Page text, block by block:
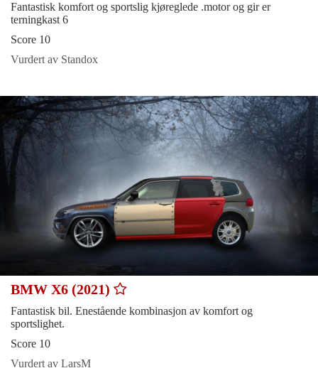
Fantastisk komfort og sportslig kjøreglede .motor og gir er
terningkast 6
Score 10
Vurdert av Standox
BMW X6 (2021)
Fantastisk bil. Enestående kombinasjon av komfort og
sportslighet.
Score 10
Vurdert av LarsM